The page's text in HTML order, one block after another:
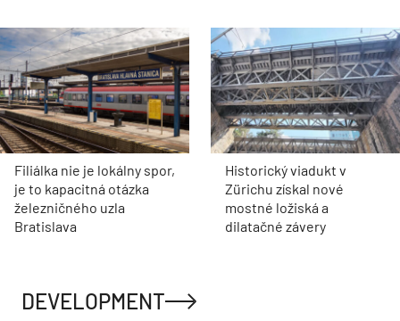
Filiálka nie je lokálny spor,
je to kapacitná otázka
železničného uzla
Bratislava
Historický viadukt v
Zürichu získal nové
mostné ložiská a
dilatačné závery
DEVELOPMENT